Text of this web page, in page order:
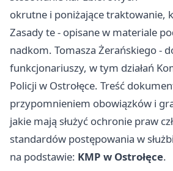
okrutne i poniżające traktowanie,
Zasady te - opisane w materiale
nadkom. Tomasza Żerańskiego -
funkcjonariuszy, w tym działań
Policji w Ostrołęce. Treść
przypomnieniem obowiązków i
jakie mają służyć ochronie praw
standardów postępowania w
na podstawie: KMP w Ostrołęce.